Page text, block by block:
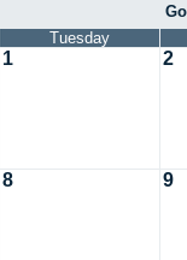
Tuesday
1 2
8 9